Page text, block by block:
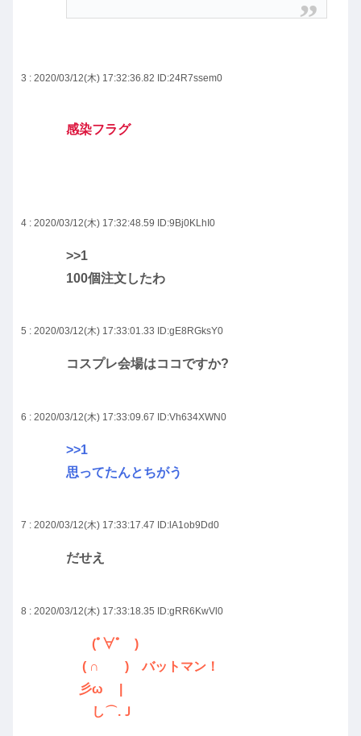
3 : 2020/03/12(木) 17:32:36.82 ID:24R7ssem0
感染フラグ
4 : 2020/03/12(木) 17:32:48.59 ID:9Bj0KLhI0
>>1
100個注文したわ
5 : 2020/03/12(木) 17:33:01.33 ID:gE8RGksY0
コスプレ会場はココですか?
6 : 2020/03/12(木) 17:33:09.67 ID:Vh634XWN0
>>1
思ってたんとちがう
7 : 2020/03/12(木) 17:33:17.47 ID:lA1ob9Dd0
だせえ
8 : 2020/03/12(木) 17:33:18.35 ID:gRR6KwVl0
(ﾟ∀ﾟ )
( ∩ ) バットマン！
彡ω |
し⌒.Ｊ